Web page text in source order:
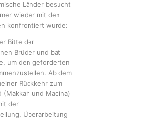
Länder besucht
wieder mit den
konfrontiert wurde:
Bitte der
Brüder und bat
um den geforderten
Ab dem
Rückkehr zum
(Makkah und Madina)
der
Überarbeitung